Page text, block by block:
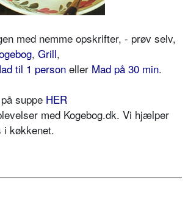
med nemme opskrifter, - prøv selv,
, Grill,
til 1 personeller Mad på 30 min.
suppe HER
med Kogebog.dk. Vi hjælper
i køkkenet.